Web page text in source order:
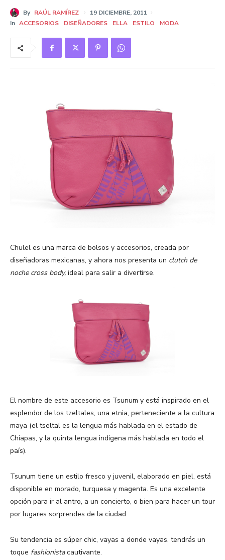
By RAÚL RAMÍREZ
19 DICIEMBRE, 2011
In ACCESORIOS DISEÑADORES ELLA ESTILO MODA
Chulel es una marca de bolsos y accesorios, creada por
diseñadoras mexicanas, y ahora nos presenta un clutch de
noche cross body, ideal para salir a divertirse.
El nombre de este accesorio es Tsunum y está inspirado en el
esplendor de los tzeltales, una etnia, perteneciente a la cultura
maya (el tseltal es la lengua más hablada en el estado de
Chiapas, y la quinta lengua indígena más hablada en todo el
país).
Tsunum tiene un estilo fresco y juvenil, elaborado en piel, está
disponible en morado, turquesa y magenta. Es una excelente
opción para ir al antro, a un concierto, o bien para hacer un tour
por lugares sorprendes de la ciudad.
Su tendencia es súper chic, vayas a donde vayas, tendrás un
toque fashionistacautivante.